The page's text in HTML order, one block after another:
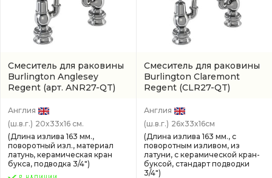
Смеситель для раковины
Burlington Anglesey
Regent (арт. ANR27-QT)
Англия
(ш.в.г.) 20x33x16 см.
(Длина излива 163 мм.,
поворотный изл., материал
латунь, керамическая кран
букса, подводка 3/4")
Смеситель для раковины
Burlington Claremont
Regent (CLR27-QT)
Англия
(ш.в.г.) 26x33x16см
(Длина излива 163 мм., с
поворотным изливом, из
латуни, с керамической кран-
буксой, стандарт подводки
3/4")